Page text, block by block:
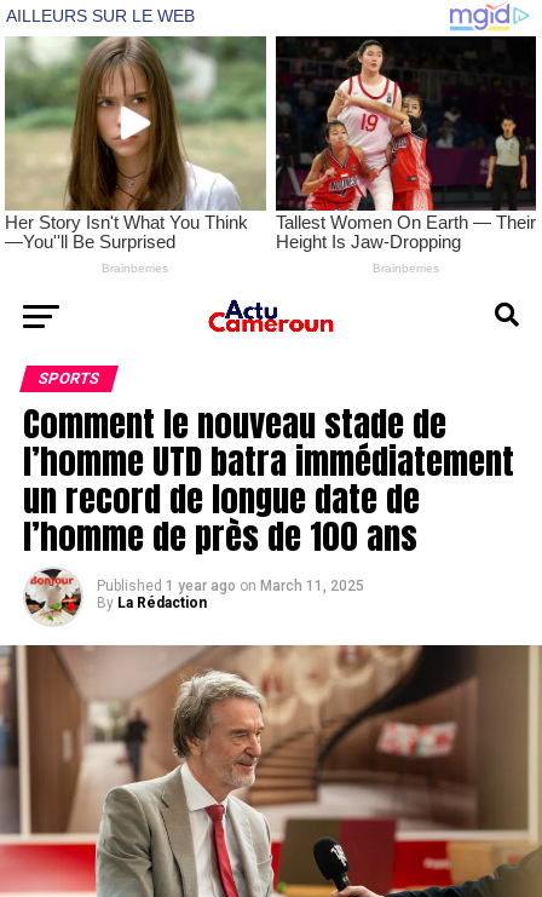
SPORTS
Comment le nouveau stade de
l’homme UTD batra immédiatement
un record de longue date de
l’homme de près de 100 ans
Published 1 year ago on March 11, 2025
By La Rédaction